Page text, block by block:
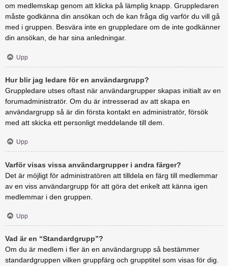
om medlemskap genom att klicka på lämplig knapp. Gruppledaren
måste godkänna din ansökan och de kan fråga dig varför du vill gå
med i gruppen. Besvära inte en gruppledare om de inte godkänner
din ansökan, de har sina anledningar.
Upp
Hur blir jag ledare för en användargrupp?
Gruppledare utses oftast när användargrupper skapas initialt av en
forumadministratör. Om du är intresserad av att skapa en
användargrupp så är din första kontakt en administratör, försök
med att skicka ett personligt meddelande till dem.
Upp
Varför visas vissa användargrupper i andra färger?
Det är möjligt för administratören att tilldela en färg till medlemmar
av en viss användargrupp för att göra det enkelt att känna igen
medlemmar i den gruppen.
Upp
Vad är en “Standardgrupp”?
Om du är medlem i fler än en användargrupp så bestämmer
standardgruppen vilken gruppfärg och grupptitel som visas för dig.